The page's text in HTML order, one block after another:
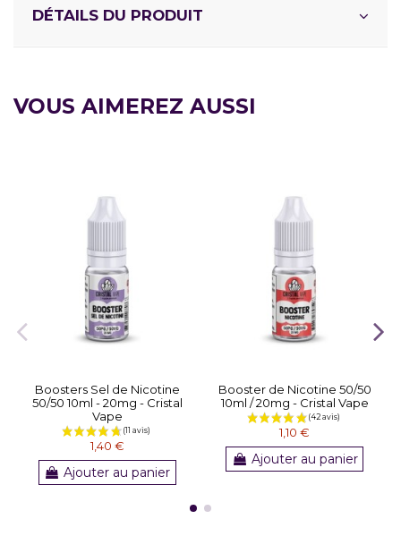
DÉTAILS DU PRODUIT
VOUS AIMEREZ AUSSI
Boosters Sel de Nicotine
50/50 10ml - 20mg - Cristal
Vape
1,40 €
Ajouter au panier
Booster de Nicotine 50/50
10ml / 20mg - Cristal Vape
1,10 €
Ajouter au panier